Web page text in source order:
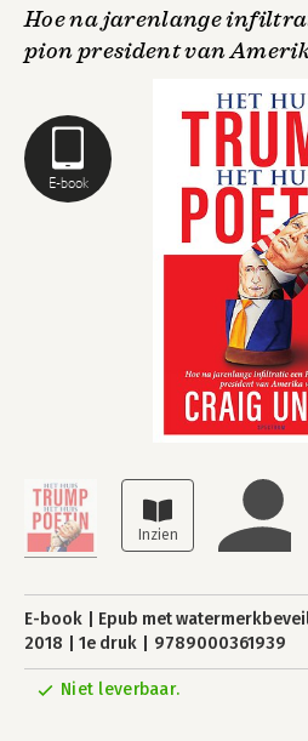
E-book
Hoe na jarenlange
pion president van
E-book Epub met
2018
1e druk 9789000361939
Niet leverbaar.